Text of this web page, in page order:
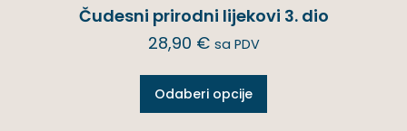
Čudesni prirodni lijekovi 3. dio
28,90 € sa PDV
Odaberi opcije